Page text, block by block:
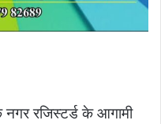
नगर रजिस्टर्ड के आगामी